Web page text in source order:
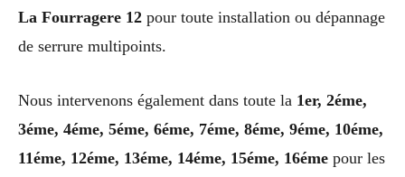
La Fourragere 12 pour toute installation ou dépannage
de serrure multipoints.
Nous intervenons également dans toute la 1er, 2éme,
3éme, 4éme, 5éme, 6éme, 7éme, 8éme, 9éme, 10éme,
11éme, 12éme, 13éme, 14éme, 15éme, 16éme pour les